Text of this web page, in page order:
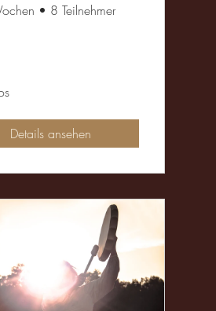
• 8 Teilnehmer
Details ansehen